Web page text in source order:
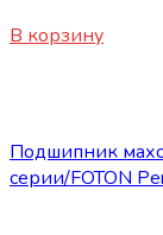
В корзину
Подшипник
серии/FOTON